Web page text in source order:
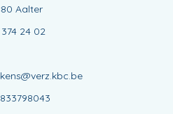
Aalter
24 02